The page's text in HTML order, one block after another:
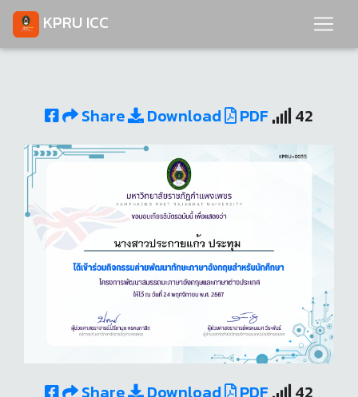
KPRU ICC
Share Download PDF 42